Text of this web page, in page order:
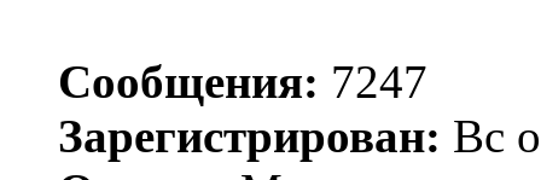
Сообщения: 7247
Зарегистрирован: Вс